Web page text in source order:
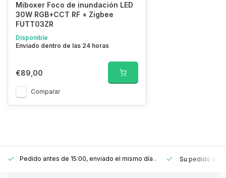
Miboxer Foco de inundación LED
30W RGB+CCT RF + Zigbee
FUTT03ZR
Disponible
Enviado dentro de las 24 horas
€89,00
Comparar
Pedido antes de 15:00, enviado el mismo día . Su pedido